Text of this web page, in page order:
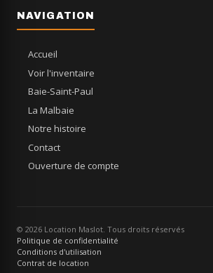
NAVIGATION
Accueil
Voir l'inventaire
Baie-Saint-Paul
La Malbaie
Notre histoire
Contact
Ouverture de compte
© 2026 Location Maslot. Tous droits réservés
Politique de confidentialité
Conditions d'utilisation
Contrat de location